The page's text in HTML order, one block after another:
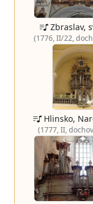
Zbraslav,
Hlinsko,
(1777, II,